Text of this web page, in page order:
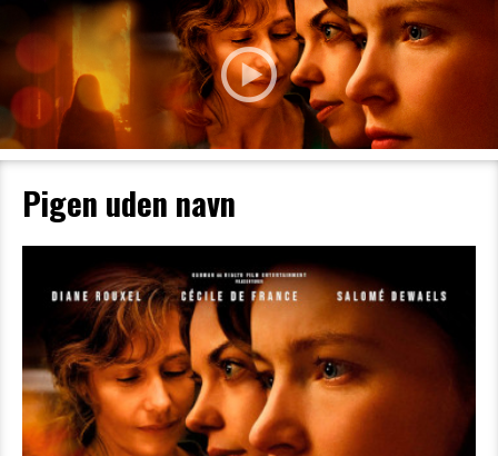
Pigen uden navn